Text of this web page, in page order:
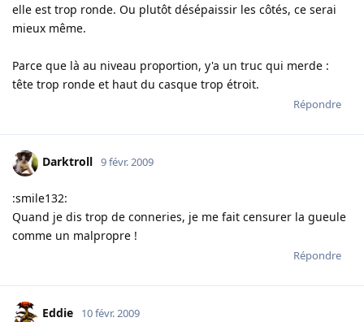
elle est trop ronde. Ou plutôt désépaissir les côtés, ce serai
mieux même.
Parce que là au niveau proportion, y'a un truc qui merde :
tête trop ronde et haut du casque trop étroit.
Répondre
Darktroll 9 févr. 2009
:smile132:
Quand je dis trop de conneries, je me fait censurer la gueule
comme un malpropre !
Répondre
Eddie 10 févr. 2009